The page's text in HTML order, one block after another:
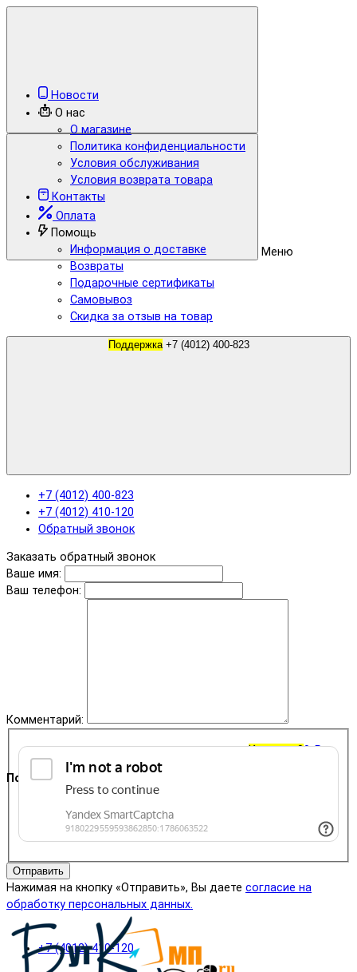
Меню
Корзина 00 ₽
Поддержка
+7 (4012) 410-120
Новости
О нас
О магазине
Политика конфиденциальности
Условия обслуживания
Условия возврата товара
Контакты
Оплата
Помощь
Информация о доставке
Возвраты
Подарочные сертификаты
Самовывоз
Скидка за отзыв на товар
Поддержка +7 (4012) 400-823
+7 (4012) 400-823
+7 (4012) 410-120
Обратный звонок
Заказать обратный звонок
Ваше имя:
Ваш телефон:
Комментарий:
Отправить
Нажимая на кнопку «Отправить», Вы даете согласие на
обработку персональных данных.